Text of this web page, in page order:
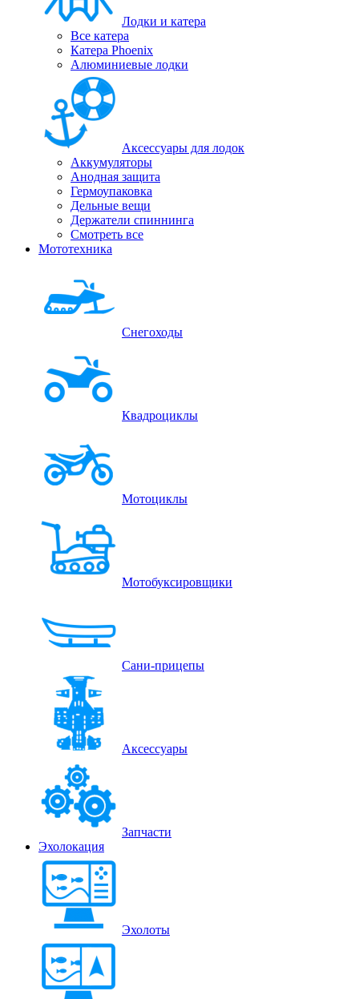
Лодки и катера
Все катера
Катера Phoenix
Алюминиевые лодки
Аксессуары для лодок
Аккумуляторы
Анодная защита
Гермоупаковка
Дельные вещи
Держатели спиннинга
Смотреть все
Мототехника
Снегоходы
Квадроциклы
Мотоциклы
Мотобуксировщики
Сани-прицепы
Аксессуары
Запчасти
Эхолокация
Эхолоты